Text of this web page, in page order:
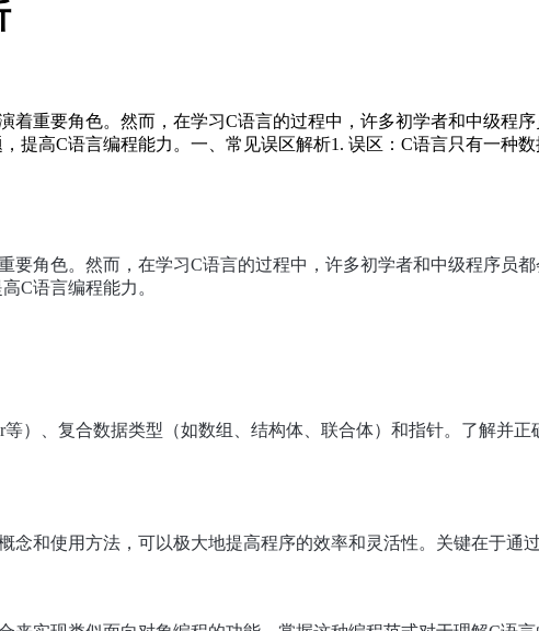
重要角色。然而，在学习C语言的过程中，许多初学者和中级程
提高C语言编程能力。一、常见误区解析1. 误区：C语言只有一种
角色。然而，在学习C语言的过程中，许多初学者和中级程序员
C语言编程能力。
）、复合数据类型（如数组、结构体、联合体）和指针。了解并
和使用方法，可以极大地提高程序的效率和灵活性。关键在于通